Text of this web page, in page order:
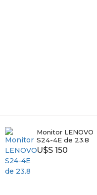
Monitor LENOVO
S24-4E de 23.8
U$S 150